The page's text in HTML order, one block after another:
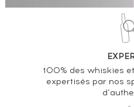
100% des whiskies
expertisés par nos